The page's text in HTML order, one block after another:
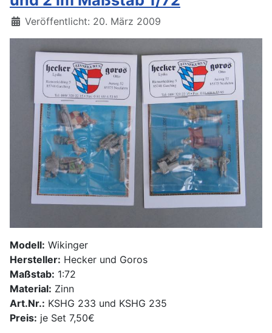
Details
Veröffentlicht: 20. März 2009
Modell: Wikinger
Hersteller: Hecker und Goros
Maßstab: 1:72
Material: Zinn
Art.Nr.: KSHG 233 und KSHG 235
Preis: je Set 7,50€